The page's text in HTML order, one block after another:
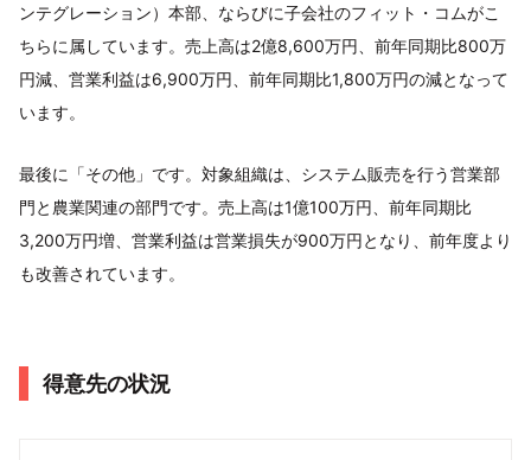
ンテグレーション）本部、ならびに子会社のフィット・コムがこ
ちらに属しています。売上高は2億8,600万円、前年同期比800万
円減、営業利益は6,900万円、前年同期比1,800万円の減となって
います。
最後に「その他」です。対象組織は、システム販売を行う営業部
門と農業関連の部門です。売上高は1億100万円、前年同期比
3,200万円増、営業利益は営業損失が900万円となり、前年度より
も改善されています。
得意先の状況